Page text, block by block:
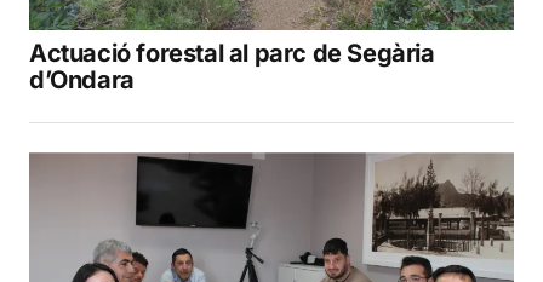
Actuació forestal al parc de Segària
d’Ondara